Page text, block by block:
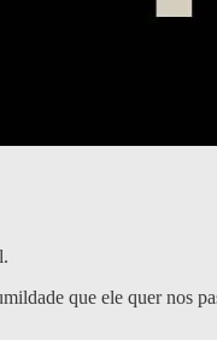
que ele quer nos